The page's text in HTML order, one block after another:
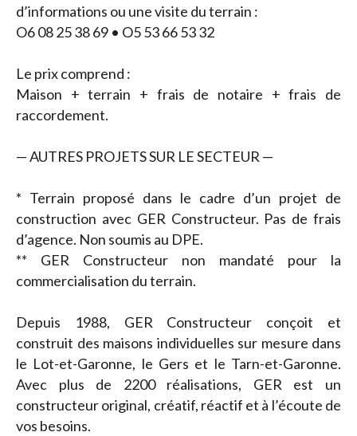
d’informations ou une visite du terrain :
O6 08 25 38 69 • O5 53 66 53 32
Le prix comprend :
Maison + terrain + frais de notaire + frais de
raccordement.
— AUTRES PROJETS SUR LE SECTEUR —
* Terrain proposé dans le cadre d’un projet de
construction avec GER Constructeur. Pas de frais
d’agence. Non soumis au DPE.
** GER Constructeur non mandaté pour la
commercialisation du terrain.
Depuis 1988, GER Constructeur conçoit et
construit des maisons individuelles sur mesure dans
le Lot-et-Garonne, le Gers et le Tarn-et-Garonne.
Avec plus de 2200 réalisations, GER est un
constructeur original, créatif, réactif et à l’écoute de
vos besoins.